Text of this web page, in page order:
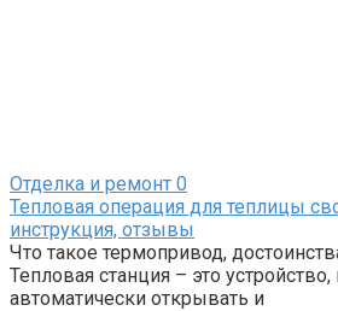
Отделка и ремонт 0
Тепловая операция для теплицы
инструкция, отзывы
Что такое термопривод,
Тепловая станция – это
автоматически открывать и